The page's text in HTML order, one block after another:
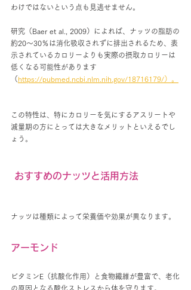
わけではないという点も見逃せません。
研究（Baer et al., 2009）によれば、ナッツの脂肪の
約20〜30％は消化吸収されずに排出されるため、表
示されているカロリーよりも実際の摂取カロリーは
低くなる可能性があります
（ https://pubmed.ncbi.nlm.nih.gov/18716179/）。
この特性は、特にカロリーを気にするアスリートや
減量期の方にとっては大きなメリットといえるでし
ょう。
おすすめのナッツと活用方法
ナッツは種類によって栄養価や効果が異なります。
アーモンド
ビタミンE（抗酸化作用）と食物繊維が豊富で、老化
の原因となる酸化ストレスから体を守ります。